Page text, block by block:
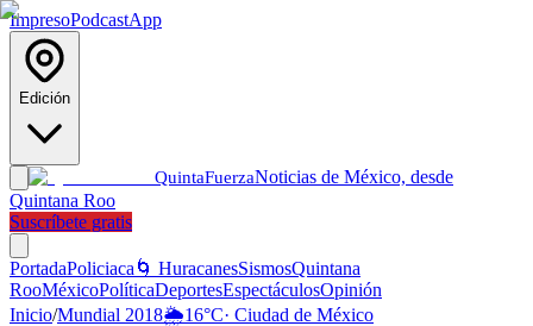
ImpresoPodcastApp
Edición
QuintaFuerzaNoticias de México, desde
Quintana Roo
Suscríbete gratis
PortadaPoliciaca 🌀 HuracanesSismosQuintana
RooMéxicoPolíticaDeportesEspectáculosOpinión
Inicio/Mundial 2018🌦️16°C· Ciudad de México